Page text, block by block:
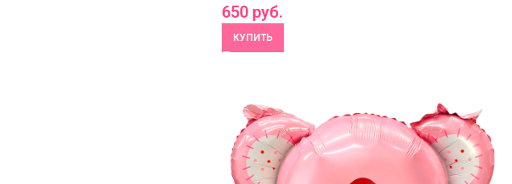
650руб.
КУПИТЬ